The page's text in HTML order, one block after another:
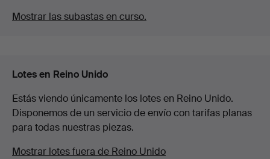
Mostrar las subastas en curso.
Lotes en Reino Unido
Estás viendo únicamente los lotes en Reino Unido.
Disponemos de un servicio de envío con tarifas planas
para todas nuestras piezas.
Mostrar lotes fuera de Reino Unido